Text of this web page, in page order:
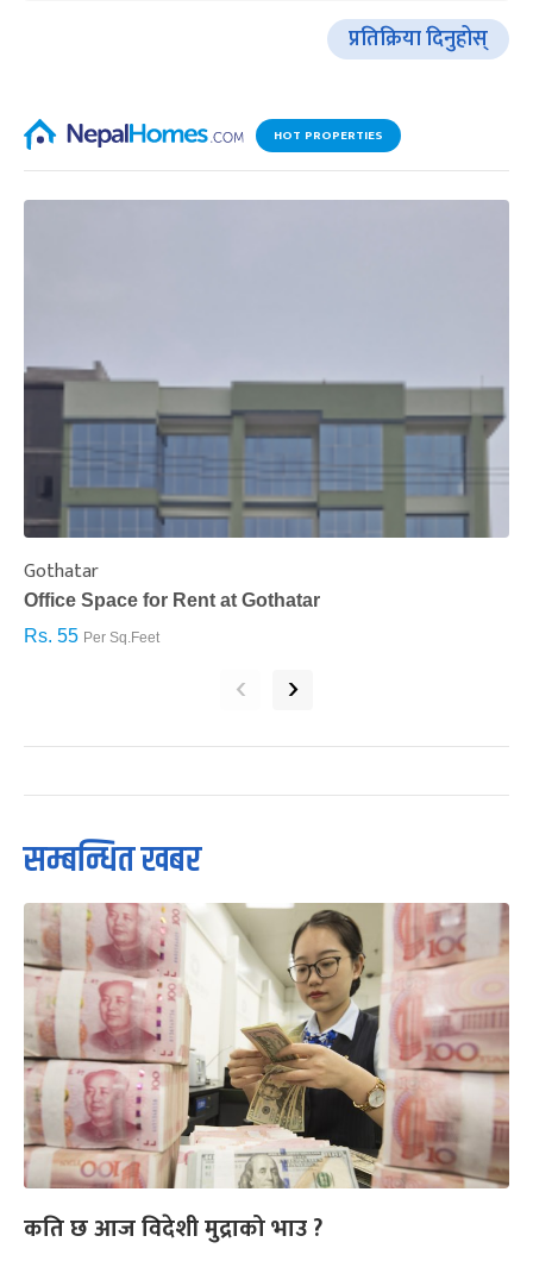
प्रतिक्रिया दिनुहोस्
HOT PROPERTIES
Gothatar
Office Space for Rent at Gothatar
Rs. 55 Per Sq.Feet
‹ ›
सम्बन्धित खबर
कति छ आज विदेशी मुद्राको भाउ ?